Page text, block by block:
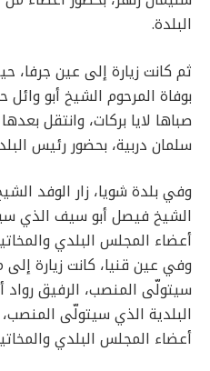
البلدة.
ثم كانت زيارة إلى عين جرفا،
بوفاة المرحوم الشيخ أبو
صباها لايا بركات، وانتقل
سلمان دربية، بحضور رئيس
وفي بلدة شويا، زار الوفد
الشيخ فيصل أبو سيف الذي
أعضاء المجلس البلدي
وفي عين قنيا، كانت زيارة
سيتولّى المنصب، الرفيق رواد
البلدية الذي سيتولّى
أعضاء المجلس البلدي